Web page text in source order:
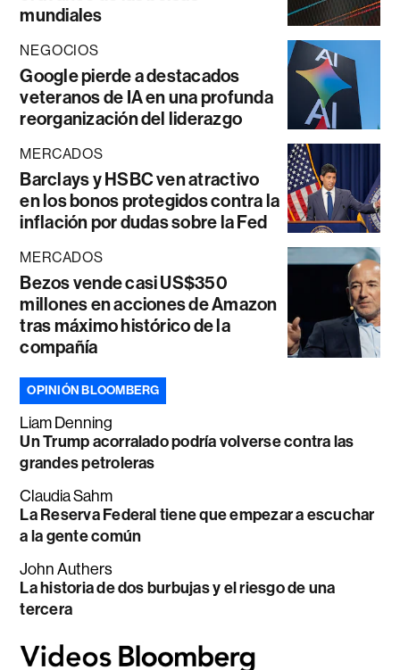
mundiales
NEGOCIOS
Google pierde a destacados
veteranos de IA en una profunda
reorganización del liderazgo
MERCADOS
Barclays y HSBC ven atractivo
en los bonos protegidos contra la
inflación por dudas sobre la Fed
MERCADOS
Bezos vende casi US$350
millones en acciones de Amazon
tras máximo histórico de la
compañía
OPINIÓN BLOOMBERG
Liam Denning
Un Trump acorralado podría volverse contra las
grandes petroleras
Claudia Sahm
La Reserva Federal tiene que empezar a escuchar
a la gente común
John Authers
La historia de dos burbujas y el riesgo de una
tercera